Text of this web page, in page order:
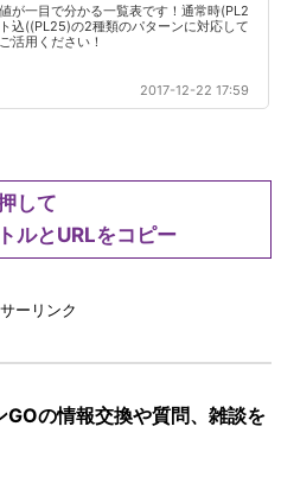
が一目で分かる一覧表です！通常時(PL2
込((PL25)の2種類のパターンに対応して
活用ください！
2017-12-22 17:59
して
ルとURLをコピー
ーリンク
GOの情報交換や質問、雑談を